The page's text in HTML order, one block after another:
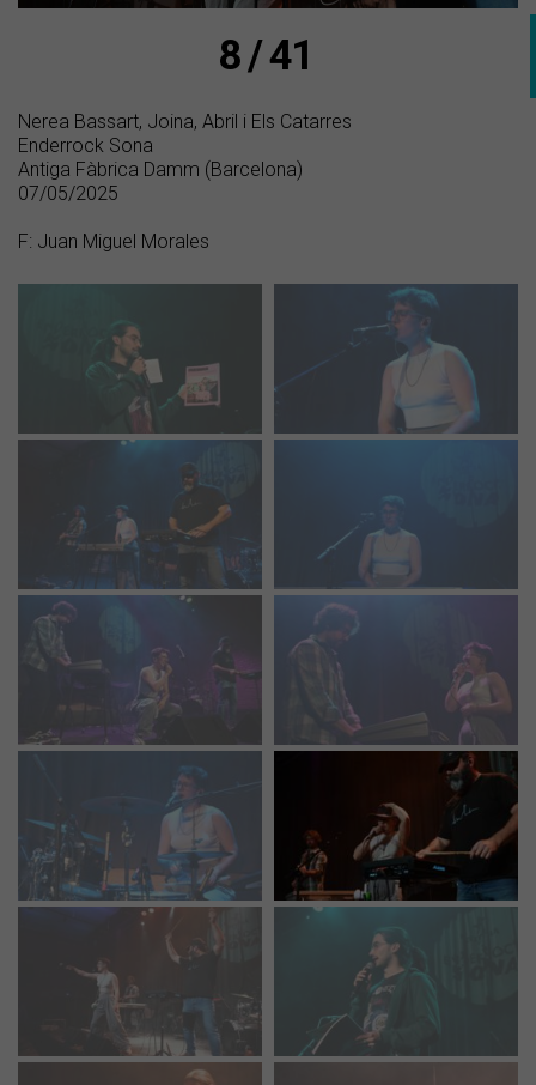
8 / 41
Nerea Bassart, Joina, Abril i Els Catarres
Enderrock Sona
Antiga Fàbrica Damm (Barcelona)
07/05/2025
F: Juan Miguel Morales